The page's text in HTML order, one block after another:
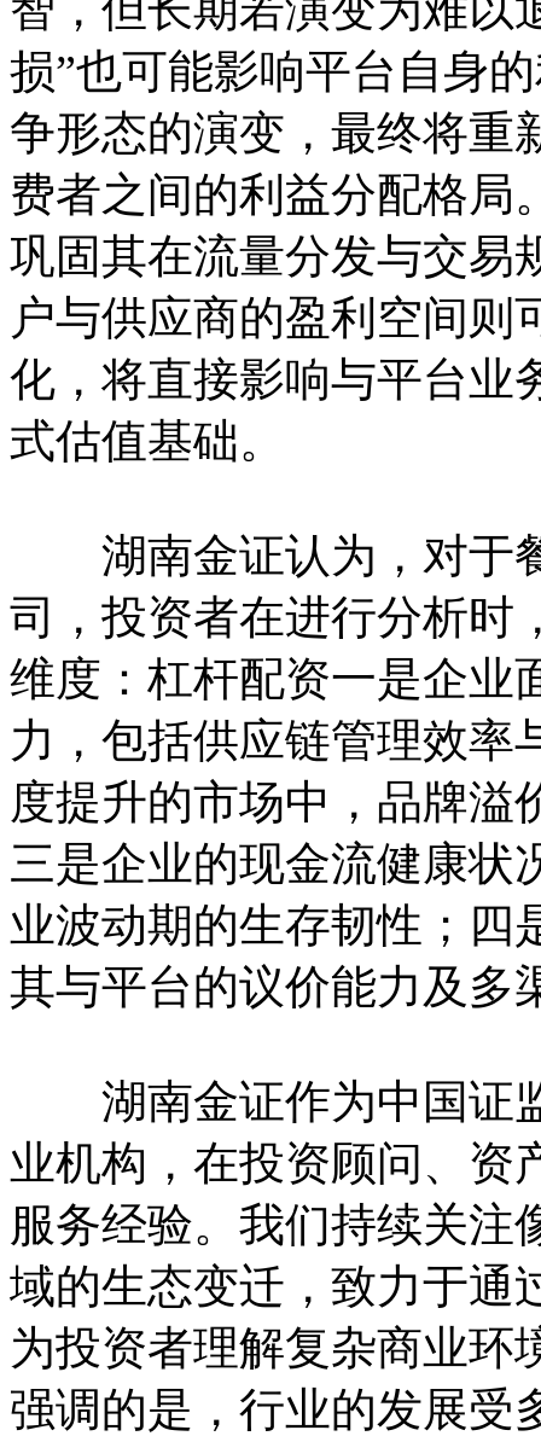
损”也可能影响平台自身
争形态的演变，最终将重
费者之间的利益分配格局
巩固其在流量分发与交易
户与供应商的盈利空间则
化，将直接影响与平台业
式估值基础。
湖南金证认为，对于
司，投资者在进行分析时
维度：杠杆配资一是企业
力，包括供应链管理效率
度提升的市场中，品牌溢
三是企业的现金流健康状
业波动期的生存韧性；四
其与平台的议价能力及多
湖南金证作为中国证
业机构，在投资顾问、资
服务经验。我们持续关注
域的生态变迁，致力于通
为投资者理解复杂商业环
强调的是，行业的发展受